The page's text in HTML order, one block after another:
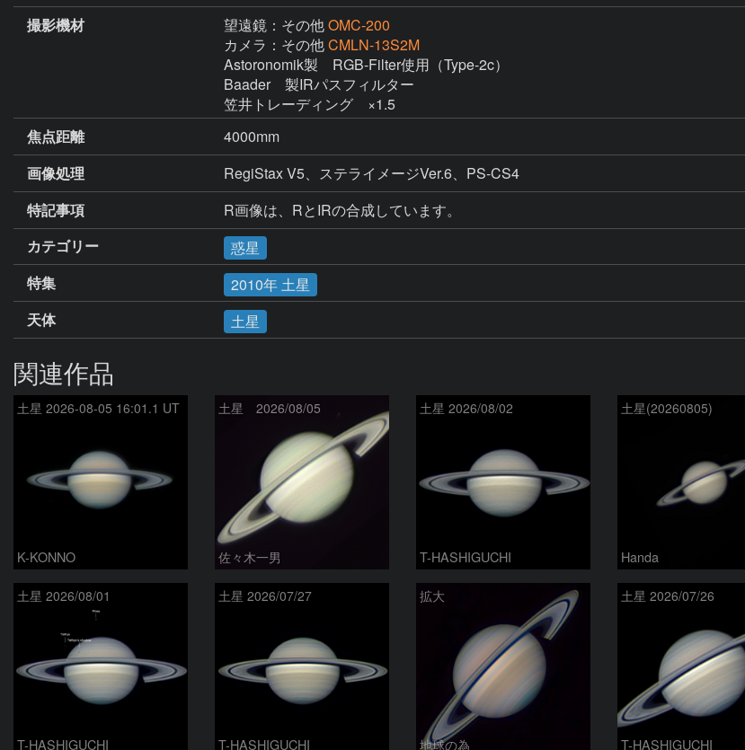
撮影機材
望遠鏡：その他OMC-200
カメラ：その他CMLN-13S2M
Astoronomik製　RGB-Filter使用（Type-2c）
Baader　製IRパスフィルター
笠井トレーディング　×1.5
焦点距離
4000mm
画像処理
RegiStax V5、ステライメージVer.6、PS-CS4
特記事項
R画像は、RとIRの合成しています。
カテゴリー
惑星
特集
2010年 土星
天体
土星
関連作品
土星 2026-08-05 16:01.1 UT
K-KONNO
土星 2026/08/05
佐々木一男
土星 2026/08/02
T-HASHIGUCHI
土星(20260805)
Handa
土星 2026/08/01
T-HASHIGUCHI
土星 2026/07/27
T-HASHIGUCHI
拡大
地球の為
土星 2026/07/26
T-HASHIGUCHI